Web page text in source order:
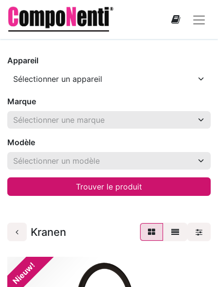
Appareil
Marque
Modèle
Trouver le produit
Kranen
Nieuw!